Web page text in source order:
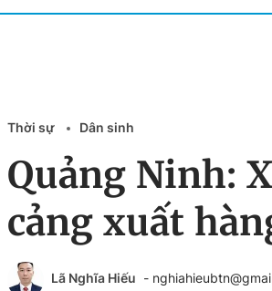
Thời sự Dân sinh
Quảng Ninh:
cảng xuất
Lã Nghĩa Hiếu -